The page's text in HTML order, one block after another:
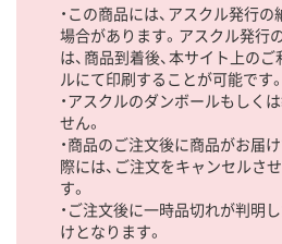
・この商品には、アスクル発行
場合があります。アスクル発行
は、商品到着後、本サイト上の
ルにて印刷することが可能です。
・アスクルのダンボールもしく
せん。
・商品のご注文後に商品がお届
際には、ご注文をキャンセルさ
す。
・ご注文後に一時品切れが判明
けとなります。